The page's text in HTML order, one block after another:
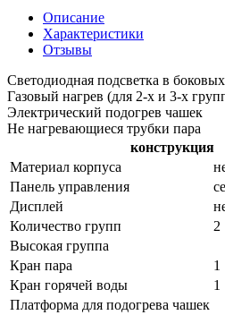
Описание
Характеристики
Отзывы
Светодиодная подсветка в
Газовый нагрев (для 2-х и 3-х
Электрический подогрев чашек
Не нагревающиеся трубки пара
конструкция
Материал корпуса
Панель управления
Дисплей
Количество групп
2
Высокая группа
Кран пара
1
Кран горячей воды
1
Платформа для подогрева чашек